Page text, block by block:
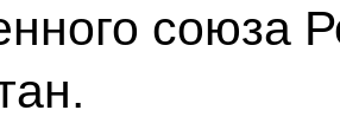
союза